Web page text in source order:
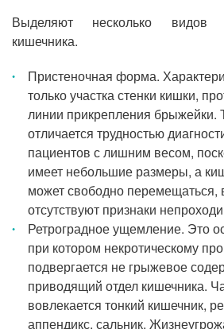
Выделяют несколько
кишечника.
Пристеночная форма.
только участка стенки кишки,
линии прикрепления брыжейки.
отличается трудностью
пациентов с лишним весом,
имеет небольшие размеры, а
может свободно перемещаться,
отсутствуют признаки
Ретроградное ущемление. Это
при котором некротическому
подвергается не грыжевое
приводящий отдел кишечника.
вовлекается тонкий кишечник,
аппендикс, сальник.